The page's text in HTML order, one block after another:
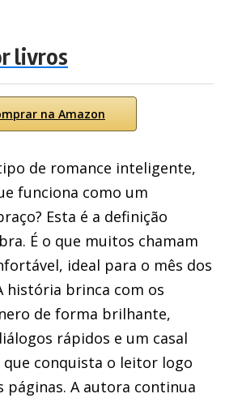
livros
na Amazon
de romance inteligente,
funciona como um
Esta é a definição
É o que muitos chamam
ideal para o mês dos
história brinca com os
de forma brilhante,
rápidos e um casal
conquista o leitor logo
páginas. A autora continua